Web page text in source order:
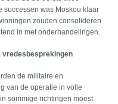
successen was Moskou klaar
zouden consolideren
in met onderhandelingen.
vredesbesprekingen
de militaire en
van de operatie in volle
sommige richtingen moest